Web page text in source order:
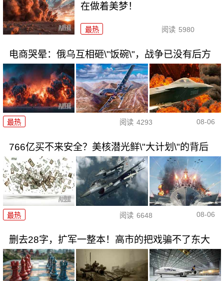
在做着美梦！
最热 阅读 5980
电商哭晕：俄乌互相砸\"饭碗\"，战争已没有后方
最热 阅读 4293 08-06
766亿买不来安全？美核潜光鲜\"大计划\"的背后
最热 阅读 6648 08-06
删去28字，扩军一整本！高市的把戏骗不了东大